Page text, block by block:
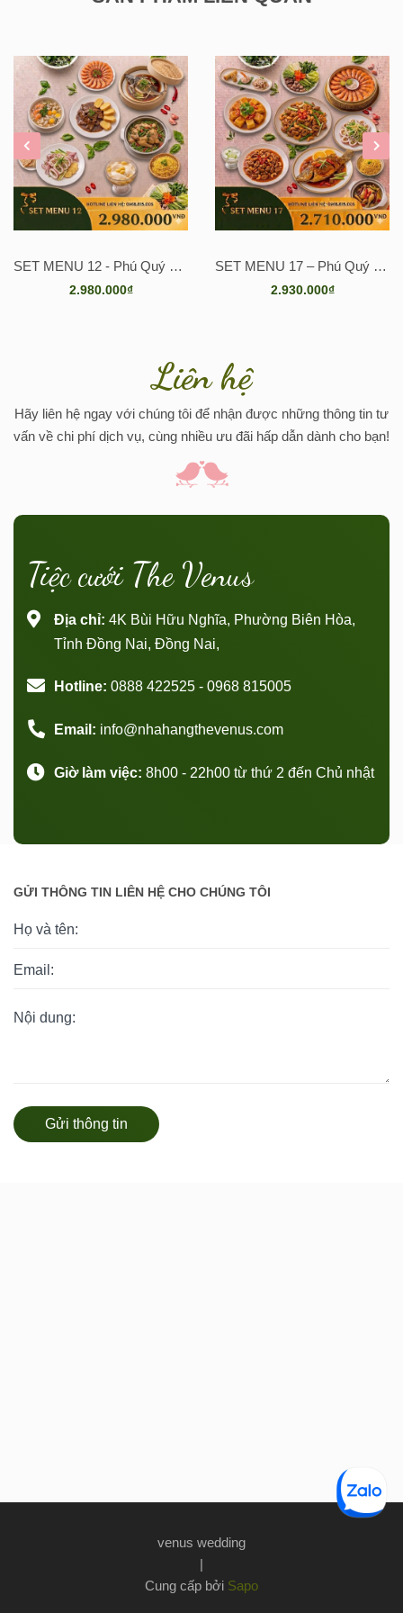
như tan trong miệng, cực kỳ được yêu thích.
📍 Nhà hàng The Venus
📌Địa chỉ: 4K/5A Bùi Hữu Nghĩa, Phường Bửu Hòa, TP. Biên
Hòa
📞 Hotline đặt tiệc: 0968 815 005 – 0888 422 525
SET MENU 18 – Thịnh Yến Phú Quý
3.070.000₫
SET MENU 24 – Kết nối yêu thương
2.830.000₫
Liên hệ
Hãy liên hệ ngay với chúng tôi để nhận được những thông tin tư
vấn về chi phí dịch vụ, cùng nhiều ưu đãi hấp dẫn dành cho bạn!
Tiệc cưới The Venus
Địa chỉ: 4K Bùi Hữu Nghĩa, Phường Biên Hòa,
Tỉnh Đồng Nai, Đồng Nai,
Hotline: 0888 422525 - 0968 815005
Email: info@nhahangthevenus.com
Giờ làm việc: 8h00 - 22h00 từ thứ 2 đến Chủ nhật
GỬI THÔNG TIN LIÊN HỆ CHO CHÚNG TÔI
Gửi thông tin
venus wedding
|
Cung cấp bởi Sapo